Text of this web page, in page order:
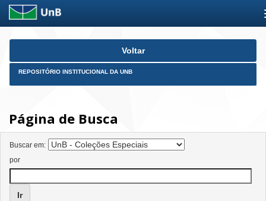
Skip
Voltar
REPOSITÓRIO INSTITUCIONAL DA UNB
Página de Busca
Buscar em:
por